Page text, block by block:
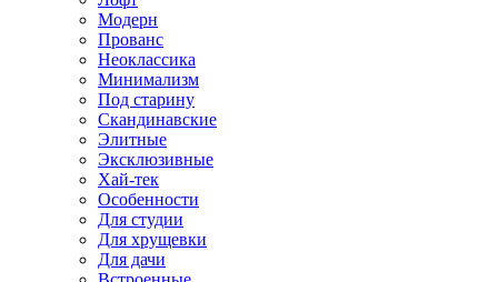
Модерн
Прованс
Неоклассика
Минимализм
Под старину
Скандинавские
Элитные
Эксклюзивные
Хай-тек
Особенности
Для студии
Для хрущевки
Для дачи